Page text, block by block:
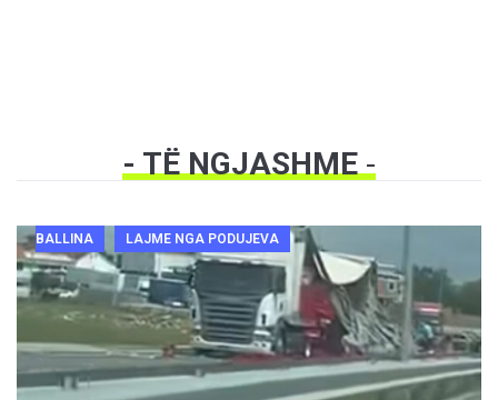
- TË NGJASHME-
BALLINA LAJME NGA PODUJEVA